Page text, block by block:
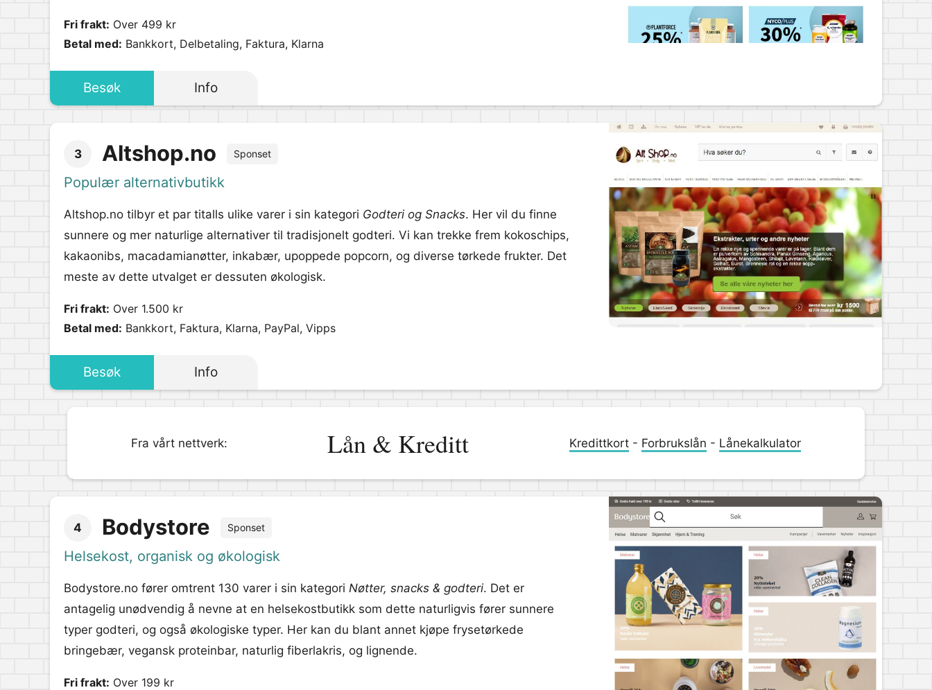
Fri frakt: Over 499 kr
Betal med: Bankkort, Delbetaling, Faktura, Klarna
Besøk Info
3 Altshop.no Sponset
Populær alternativbutikk
Altshop.no tilbyr et par titalls ulike varer i sin kategori Godteri og Snacks. Her vil du finne
sunnere og mer naturlige alternativer til tradisjonelt godteri. Vi kan trekke frem kokoschips,
kakaonibs, macadamianøtter, inkabær, upoppede popcorn, og diverse tørkede frukter. Det
meste av dette utvalget er dessuten økologisk.
Fri frakt: Over 1.500 kr
Betal med: Bankkort, Faktura, Klarna, PayPal, Vipps
Besøk Info
Fra vårt nettverk: Lån & Kreditt Kredittkort- Forbrukslån - Lånekalkulator
4 Bodystore Sponset
Helsekost, organisk og økologisk
Bodystore.no fører omtrent 130 varer i sin kategori Nøtter, snacks & godteri. Det er
antagelig unødvendig å nevne at en helsekostbutikk som dette naturligvis fører sunnere
typer godteri, og også økologiske typer. Her kan du blant annet kjøpe frysetørkede
bringebær, vegansk proteinbar, naturlig fiberlakris, og lignende.
Fri frakt: Over 199 kr